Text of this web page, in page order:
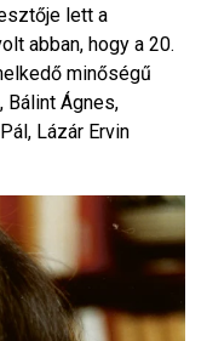
lett a
abban, hogy a 20.
minőségű
Ágnes,
Lázár Ervin